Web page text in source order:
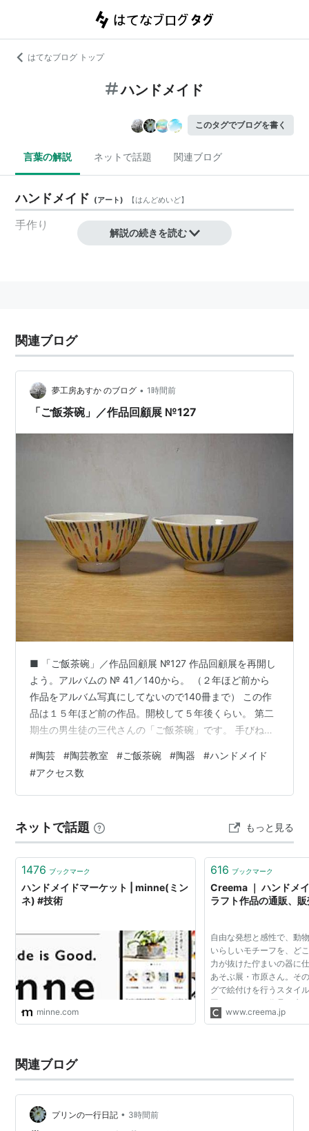
はてなブログ トップ
ハンドメイド
このタグでブログを書く
言葉の解説 ネットで話題 関連ブログ
ハンドメイド (アート) 【はんどめいど】
手作り
解説の続きを読む
関連ブログ
夢工房あすか のブログ • 1時間前
「ご飯茶碗」／作品回顧展 №127
■ 「ご飯茶碗」／作品回顧展 №127 作品回顧展を再開し
よう。アルバムの № 41／140から。 （２年ほど前から
作品をアルバム写真にしてないので140冊まで） この作
品は１５年ほど前の作品。開校して５年後くらい。 第二
期生の男生徒の三代さんの「ご飯茶碗」です。 手びねり
フルに綺麗に加飾をしています。ご飯が美味しくいただ
けます。 三代さんは高校の化学の先生でした。数年後に
異動で来られなくなりました。 女生徒の佐藤（朋）さん
ラフルなストライプ模様の浅茶碗です。玉づくりで作陶
しています。 佐藤…
#陶芸 #陶芸教室 #ご飯茶碗 #陶器 #ハンドメイド
#アクセス数
ネットで話題 もっと見る
1476 ブックマーク
ハンドメイドマーケット | minne(ミン
ネ) #技術
minne.com
616 ブックマーク
Creema ｜ ハンドメ
ラフト作品の通販、
自由な発想と感性で、動
いらしいモチーフを、ど
力が抜けた佇まいの器に
あそぶ展・市原さん。そ
グで絵付けを行うスタイ
同じもののない作品を生
作へのこだわりや遊び心
www.creema.jp
関連ブログ
プリンの一行日記 • 3時間前